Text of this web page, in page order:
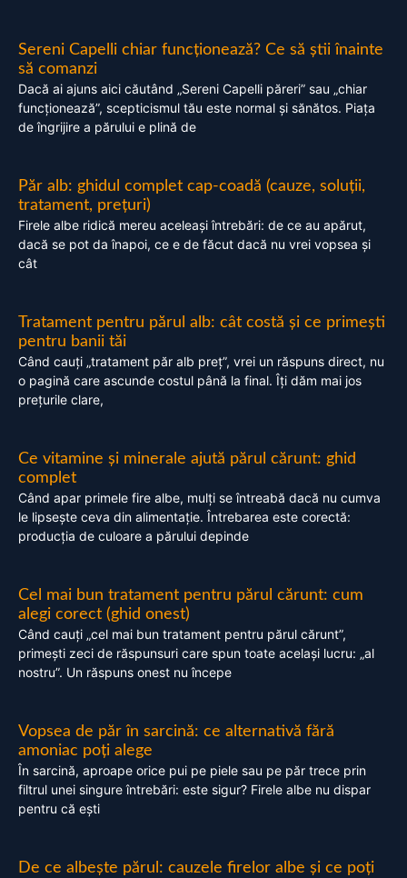
Sereni Capelli chiar funcționează? Ce să știi înainte
să comanzi
Dacă ai ajuns aici căutând „Sereni Capelli păreri” sau „chiar
funcționează”, scepticismul tău este normal și sănătos. Piața
de îngrijire a părului e plină de
Păr alb: ghidul complet cap-coadă (cauze, soluții,
tratament, prețuri)
Firele albe ridică mereu aceleași întrebări: de ce au apărut,
dacă se pot da înapoi, ce e de făcut dacă nu vrei vopsea și
cât
Tratament pentru părul alb: cât costă și ce primești
pentru banii tăi
Când cauți „tratament păr alb preț”, vrei un răspuns direct, nu
o pagină care ascunde costul până la final. Îți dăm mai jos
prețurile clare,
Ce vitamine și minerale ajută părul cărunt: ghid
complet
Când apar primele fire albe, mulți se întreabă dacă nu cumva
le lipsește ceva din alimentație. Întrebarea este corectă:
producția de culoare a părului depinde
Cel mai bun tratament pentru părul cărunt: cum
alegi corect (ghid onest)
Când cauți „cel mai bun tratament pentru părul cărunt”,
primești zeci de răspunsuri care spun toate același lucru: „al
nostru”. Un răspuns onest nu începe
Vopsea de păr în sarcină: ce alternativă fără
amoniac poți alege
În sarcină, aproape orice pui pe piele sau pe păr trece prin
filtrul unei singure întrebări: este sigur? Firele albe nu dispar
pentru că ești
De ce albește părul: cauzele firelor albe și ce poți